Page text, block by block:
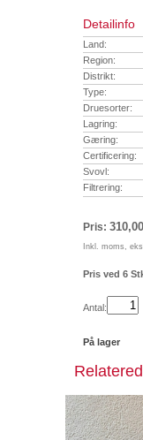
Detailinfo
Land:
Region:
Distrikt:
Type:
Druesorter:
Lagring:
Gæring:
Certificering:
Svovl:
Filtrering:
Pris: 310,00
Inkl. moms,
Pris ved 6
Antal:
På lager